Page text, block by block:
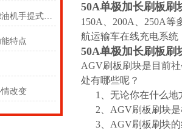
手提式滤油机手提式滤油机手提式滤油机手提式滤油机
特点
改变
50A单极加长刷板刷
150A、200A、250A
航运输车在线充电系
50A单极加长刷板刷
AGV刷板刷块是目前
处有哪些呢？
1、无论你在什么地
2、AGV刷板刷块是
3、AGV刷板刷块的